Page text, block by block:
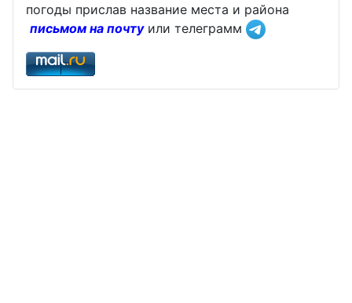
погоды прислав название места и района
письмом на почтуили телеграмм